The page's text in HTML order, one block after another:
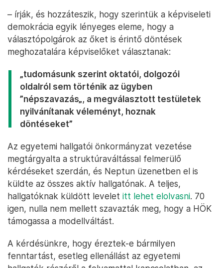
– írják, és hozzáteszik, hogy szerintük a képviseleti
demokrácia egyik lényeges eleme, hogy a
választópolgárok az őket is érintő döntések
meghozatalára képviselőket választanak:
„tudomásunk szerint oktatói, dolgozói
oldalról sem történik az ügyben
”népszavazás„, a megválasztott testületek
nyilvánítanak véleményt, hoznak
döntéseket”
Az egyetemi hallgatói önkormányzat vezetése
megtárgyalta a struktúraváltással felmerülő
kérdéseket szerdán, és Neptun üzenetben el is
küldte az összes aktív hallgatónak. A teljes,
hallgatóknak küldött levelet itt lehet elolvasni. 70
igen, nulla nem mellett szavazták meg, hogy a HÖK
támogassa a modellváltást.
A kérdésünkre, hogy éreztek-e bármilyen
fenntartást, esetleg ellenállást az egyetemi